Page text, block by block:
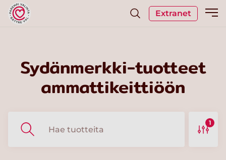
Extranet
Sydänmerkki-tuotteet
ammattikeittiöön
1